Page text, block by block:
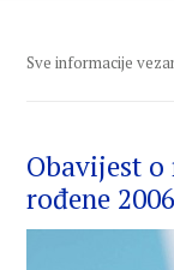
Sve informacije
Obavijest
rođene